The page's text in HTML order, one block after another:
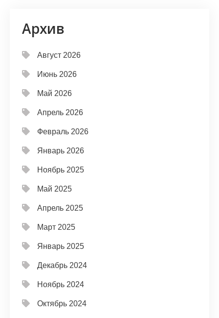
Архив
Август 2026
Июнь 2026
Май 2026
Апрель 2026
Февраль 2026
Январь 2026
Ноябрь 2025
Май 2025
Апрель 2025
Март 2025
Январь 2025
Декабрь 2024
Ноябрь 2024
Октябрь 2024